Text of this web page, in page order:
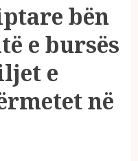
bën
e bursës
e
në